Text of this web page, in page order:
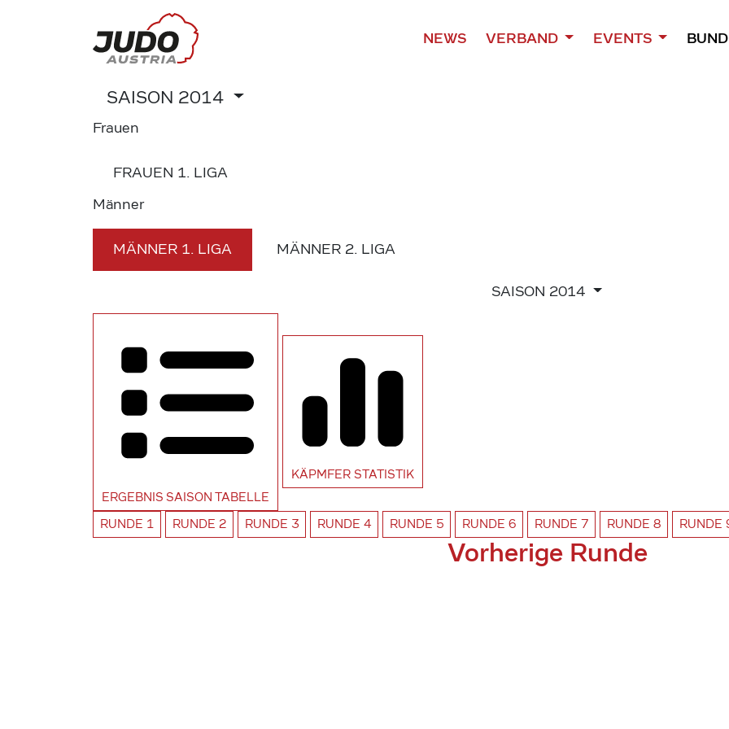
NEWS VERBAND EVENTS
SAISON 2014
Frauen
FRAUEN 1. LIGA
Männer
MÄNNER 1. LIGA MÄNNER 2. LIGA
SAISON 2014
ERGEBNIS SAISON TABELLE
KÄPMFER STATISTIK
RUNDE 1 RUNDE 2 RUNDE 3 RUNDE 4 RUNDE 5 RUNDE 6 RUNDE 7 RUNDE 8 RUNDE
Vorherige Runde